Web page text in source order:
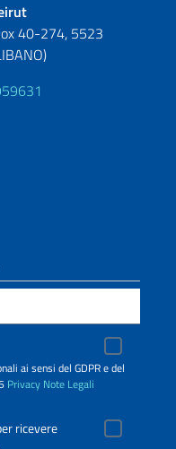
40-274, 5523
ai sensi del GDPR e del
Privacy Note Legali
ricevere